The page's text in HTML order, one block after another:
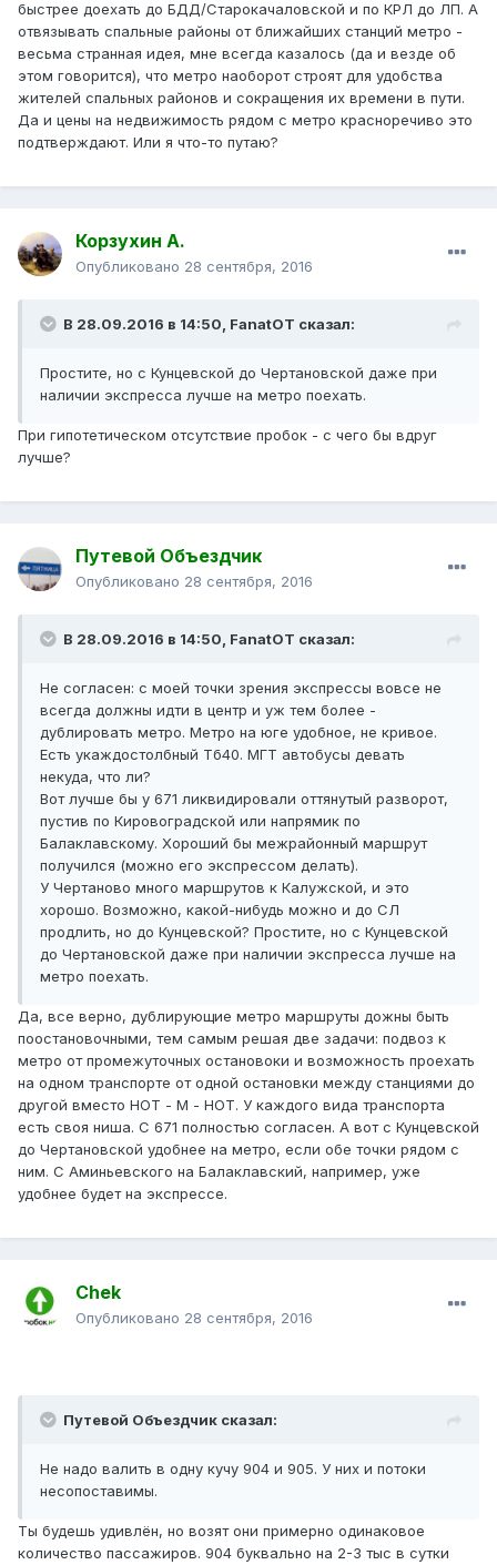
быстрее доехать до БДД/Старокачаловской и по КРЛ до ЛП. А
отвязывать спальные районы от ближайших станций метро -
весьма странная идея, мне всегда казалось (да и везде об
этом говорится), что метро наоборот строят для удобства
жителей спальных районов и сокращения их времени в пути.
Да и цены на недвижимость рядом с метро красноречиво это
подтверждают. Или я что-то путаю?
Корзухин А.
Опубликовано 28 сентября, 2016
В 28.09.2016 в 14:50, FanatOT сказал:
Простите, но с Кунцевской до Чертановской даже при
наличии экспресса лучше на метро поехать.
При гипотетическом отсутствие пробок - с чего бы вдруг
лучше?
Путевой Объездчик
Опубликовано 28 сентября, 2016
В 28.09.2016 в 14:50, FanatOT сказал:
Не согласен: с моей точки зрения экспрессы вовсе не
всегда должны идти в центр и уж тем более -
дублировать метро. Метро на юге удобное, не кривое.
Есть укаждостолбный Тб40. МГТ автобусы девать
некуда, что ли?
Вот лучше бы у 671 ликвидировали оттянутый разворот,
пустив по Кировоградской или напрямик по
Балаклавскому. Хороший бы межрайонный маршрут
получился (можно его экспрессом делать).
У Чертаново много маршрутов к Калужской, и это
хорошо. Возможно, какой-нибудь можно и до СЛ
продлить, но до Кунцевской? Простите, но с Кунцевской
до Чертановской даже при наличии экспресса лучше на
метро поехать.
Да, все верно, дублирующие метро маршруты дожны быть
поостановочными, тем самым решая две задачи: подвоз к
метро от промежуточных остановоки и возможность проехать
на одном транспорте от одной остановки между станциями до
другой вместо НОТ - М - НОТ. У каждого вида транспорта
есть своя ниша. С 671 полностью согласен. А вот с Кунцевской
до Чертановской удобнее на метро, если обе точки рядом с
ним. С Аминьевского на Балаклавский, например, уже
удобнее будет на экспрессе.
Chek
Опубликовано 28 сентября, 2016
Путевой Объездчик сказал:
Не надо валить в одну кучу 904 и 905. У них и потоки
несопоставимы.
Ты будешь удивлён, но возят они примерно одинаковое
количество пассажиров. 904 буквально на 2-3 тыс в сутки